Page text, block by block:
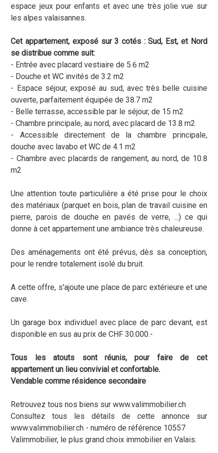
espace jeux pour enfants et avec une très jolie vue sur
les alpes valaisannes.
Cet appartement, exposé sur 3 cotés : Sud, Est, et Nord
se distribue comme suit:
- Entrée avec placard vestiaire de 5.6 m2
- Douche et WC invités de 3.2 m2
- Espace séjour, exposé au sud, avec très belle cuisine
ouverte, parfaitement équipée de 38.7 m2
- Belle terrasse, accessible par le séjour, de 15 m2
- Chambre principale, au nord, avec placard de 13.8 m2
- Accessible directement de la chambre principale,
douche avec lavabo et WC de 4.1 m2
- Chambre avec placards de rangement, au nord, de 10.8
m2
Une attention toute particulière a été prise pour le choix
des matériaux (parquet en bois, plan de travail cuisine en
pierre, parois de douche en pavés de verre, ...) ce qui
donne à cet appartement une ambiance très chaleureuse.
Des aménagements ont été prévus, dès sa conception,
pour le rendre totalement isolé du bruit.
A cette offre, s'ajoute une place de parc extérieure et une
cave.
Un garage box individuel avec place de parc devant, est
disponible en sus au prix de CHF 30.000.-
Tous les atouts sont réunis, pour faire de cet
appartement un lieu convivial et confortable.
Vendable comme résidence secondaire
Retrouvez tous nos biens sur www.valimmobilier.ch
Consultez tous les détails de cette annonce sur
www.valimmobilier.ch - numéro de référence 10557
Valimmobilier, le plus grand choix immobilier en Valais.